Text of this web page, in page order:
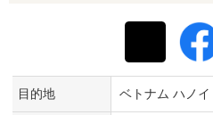
目的地 ベトナム ハノイ